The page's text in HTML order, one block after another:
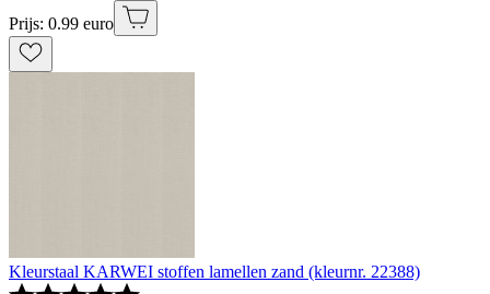
Prijs: 0.99 euro
Kleurstaal KARWEI stoffen lamellen zand (kleurnr. 22388)